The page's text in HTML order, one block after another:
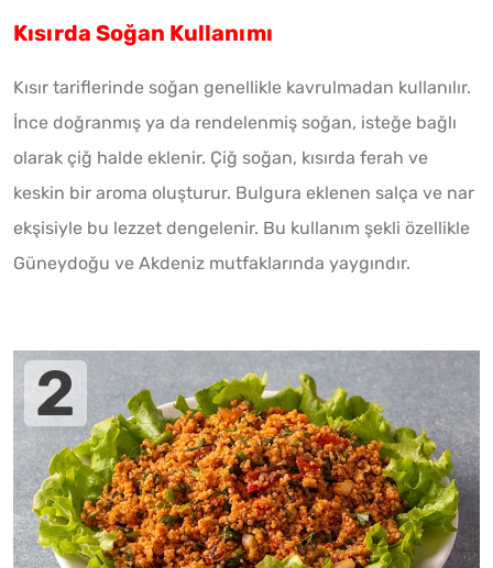
Kısırda Soğan Kullanımı
Kısır tariflerinde soğan genellikle kavrulmadan kullanılır.
İnce doğranmış ya da rendelenmiş soğan, isteğe bağlı
olarak çiğ halde eklenir. Çiğ soğan, kısırda ferah ve
keskin bir aroma oluşturur. Bulgura eklenen salça ve nar
ekşisiyle bu lezzet dengelenir. Bu kullanım şekli özellikle
Güneydoğu ve Akdeniz mutfaklarında yaygındır.